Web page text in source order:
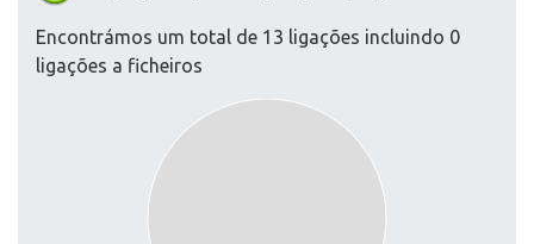
Encontrámos um total de 13 ligações incluindo 0
ligações a ficheiros